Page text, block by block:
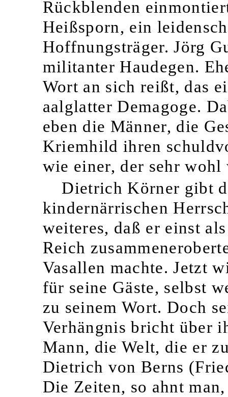
Rückblenden
Heißsporn, ein
Hoffnungsträger. Jörg
militanter Haudegen.
Wort an sich reißt, das
aalglatter Demagoge.
eben die Männer, die
Kriemhild ihren
wie einer, der sehr
Dietrich Körner gibt
kindernärrischen
weiteres, daß er einst
Reich
Vasallen machte. Jetzt
für seine Gäste, selbst
zu seinem Wort. Doch
Verhängnis bricht über
Mann, die Welt, die er
Dietrich von Berns
Die Zeiten, so ahnt